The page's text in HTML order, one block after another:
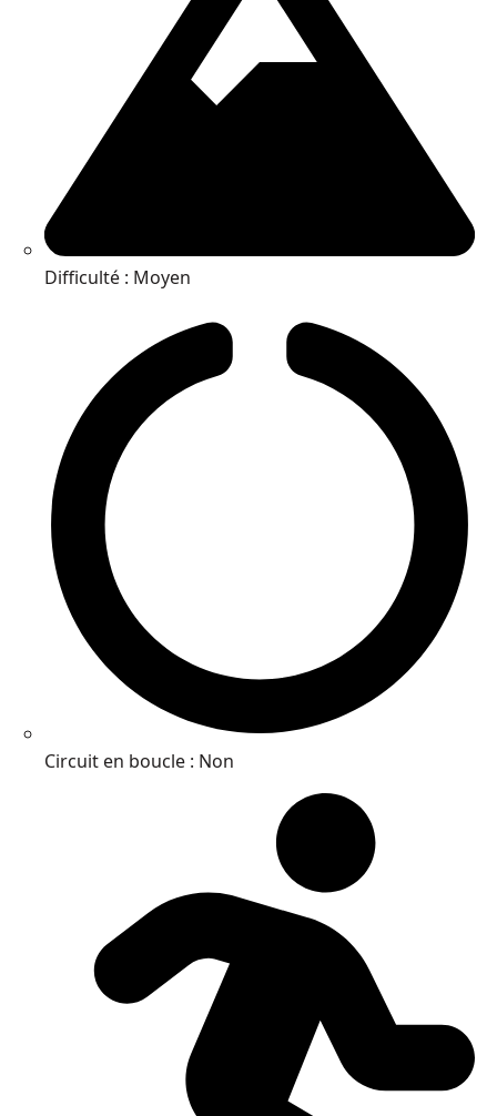
Difficulté : Moyen
Circuit en boucle : Non